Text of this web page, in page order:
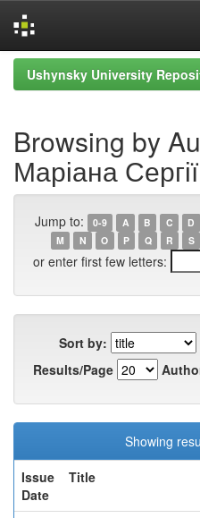
Skip
navigation
Ushynsky University
Browsing by
Маріана
Jump to: 0-9 A B C D
M
N O P Q R S
or enter first few letters:
Sort by:
Results/Page
Showing
Issue
Date
Title